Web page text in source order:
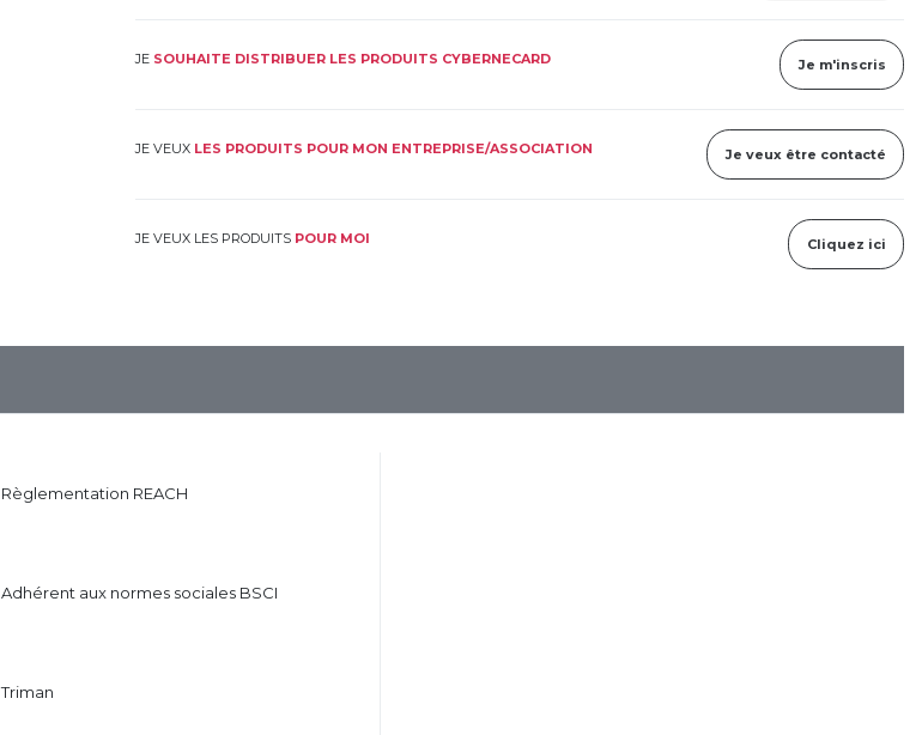
JE SOUHAITE DISTRIBUER LES PRODUITS CYBERNECARD Je m'inscris
JE VEUX LES PRODUITS POUR MON ENTREPRISE/ASSOCIATION Je veux être contacté
JE VEUX LES PRODUITS POUR MOI Cliquez ici
Règlementation REACH
Adhérent aux normes sociales BSCI
Triman